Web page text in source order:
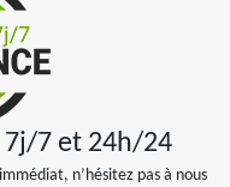
7j/7 et 24h/24
n’hésitez pas à nous